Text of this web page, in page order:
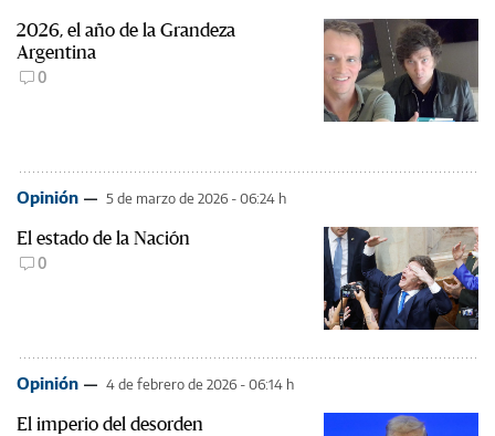
2026, el año de la Grandeza
Argentina
0
Opinión 5 de marzo de 2026 - 06:24 h
El estado de la Nación
0
Opinión 4 de febrero de 2026 - 06:14 h
El imperio del desorden